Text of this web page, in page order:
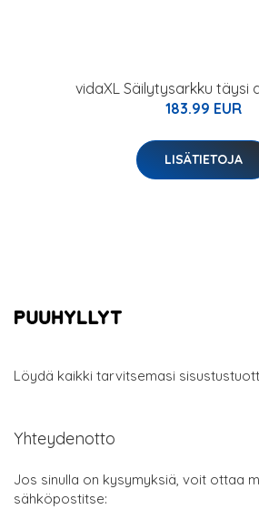
vidaXL Säilytysarkku täysi
183.99 EUR
LISÄTIETOJA
Löydä kaikki tarvitsemasi
Yhteydenotto
Jos sinulla on kysymyksiä, voit ottaa
sähköpostitse: